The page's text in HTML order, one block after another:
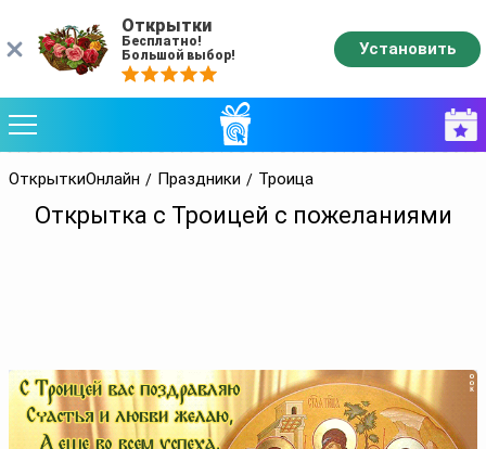
ОткрыткиОнлайн Праздники Троица
Открытка с Троицей с пожеланиями
Открытки
Бесплатно!
Большой выбор!
Установить